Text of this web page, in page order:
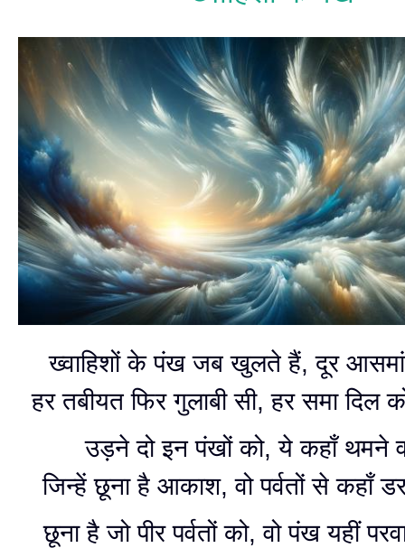
ख्वाहिशों के पंख जब खुलते हैं, दूर आसमां
हर तबीयत फिर गुलाबी सी, हर समा दिल
उड़ने दो इन पंखों को, ये कहाँ थमने
जिन्हें छूना है आकाश, वो पर्वतों से कहाँ
छूना है जो पीर पर्वतों को, वो पंख यहीं